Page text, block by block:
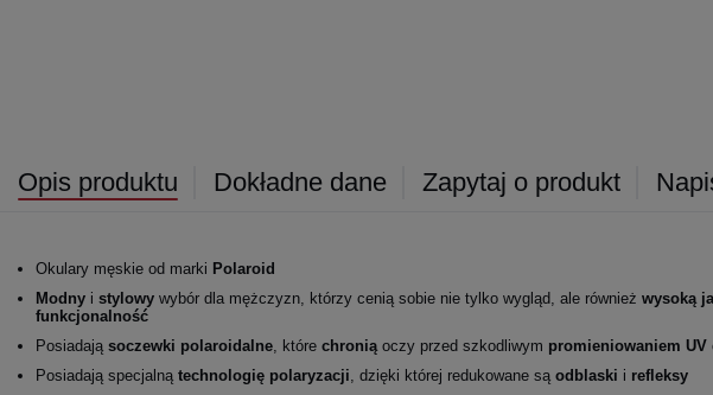
Opis produktu Dokładne dane Zapytaj o produkt
Okulary męskie od marki Polaroid
Modny i stylowy wybór dla mężczyzn, którzy cenią sobie nie tylko wygląd, ale również wysoką
funkcjonalność
Posiadają soczewki polaroidalne, które chroniąoczy przed szkodliwym promieniowaniem UV
Posiadają specjalną technologię polaryzacji, dzięki której redukowane są odblaski i refleksy